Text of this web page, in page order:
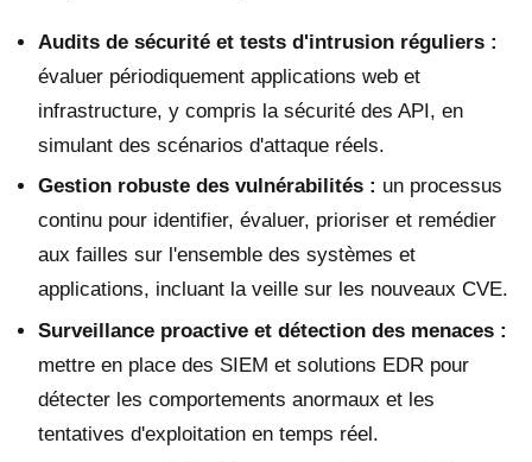
Audits de sécurité et tests d'intrusion réguliers :
évaluer périodiquement applications web et
infrastructure, y compris la sécurité des API, en
simulant des scénarios d'attaque réels.
Gestion robuste des vulnérabilités : un processus
continu pour identifier, évaluer, prioriser et remédier
aux failles sur l'ensemble des systèmes et
applications, incluant la veille sur les nouveaux CVE.
Surveillance proactive et détection des menaces :
mettre en place des SIEM et solutions EDR pour
détecter les comportements anormaux et les
tentatives d'exploitation en temps réel.